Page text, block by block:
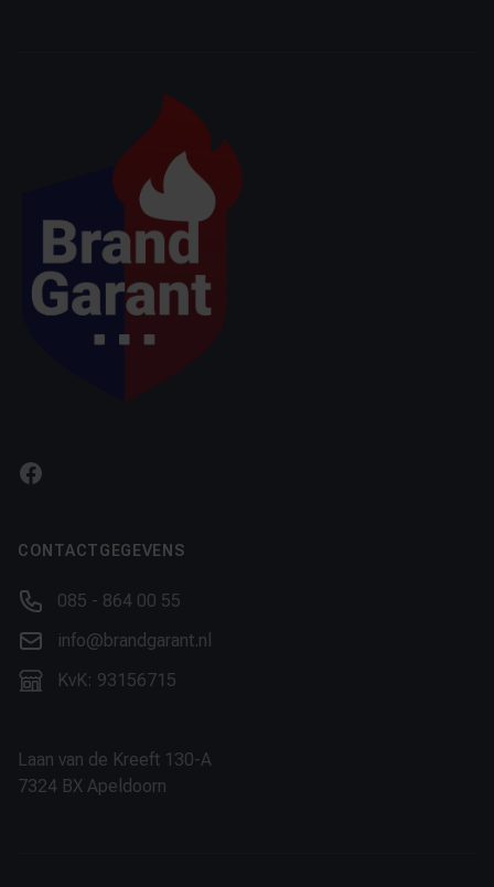
Facebook
CONTACTGEGEVENS
Phone number
085 - 864 00 55
Email info@brandgarant.nl
KvK
KvK: 93156715
Laan van de Kreeft 130-A
7324 BX Apeldoorn